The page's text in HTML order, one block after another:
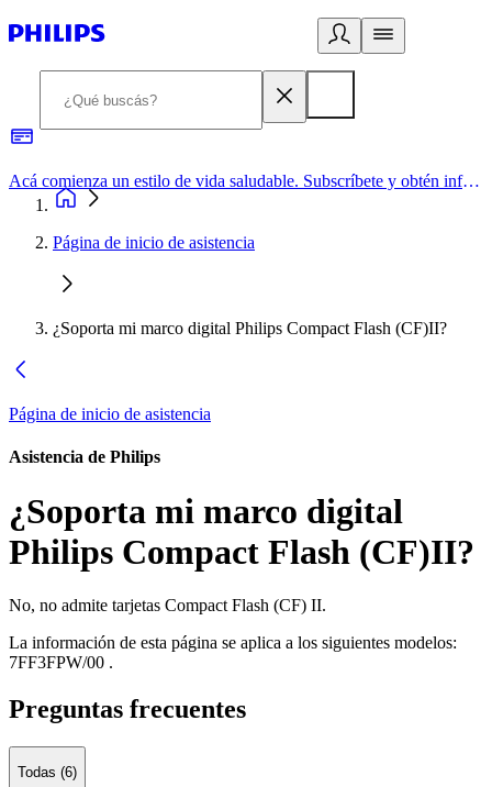
Acá comienza un estilo de vida saludable. Subscríbete y obtén información de primera mano
Página de inicio de asistencia
¿Soporta mi marco digital Philips Compact Flash (CF)II?
Página de inicio de asistencia
Asistencia de Philips
¿Soporta mi marco digital
Philips Compact Flash (CF)II?
No, no admite tarjetas Compact Flash (CF) II.
La información de esta página se aplica a los siguientes modelos:
7FF3FPW/00 .
Preguntas frecuentes
Todas (6)